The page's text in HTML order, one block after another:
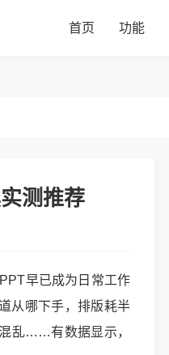
首页 功能
测推荐
早已成为日常工作
从哪下手，排版耗半
乱……有数据显示，